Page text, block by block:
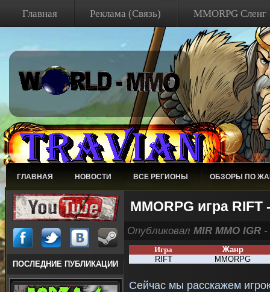
Главная Реклама (Связь) MMORPG Сленг
ГЛАВНАЯ НОВОСТИ ВСЕ РЕГИОНЫ ОБЗОРЫ ПО
ПОСЛЕДНИЕ ПУБЛИКАЦИИ
MMORPG игра
Опубликовал MIR MMO IGR -
Игра
Жанр
RIFT
MMORPG
Сейчас мы расскажем